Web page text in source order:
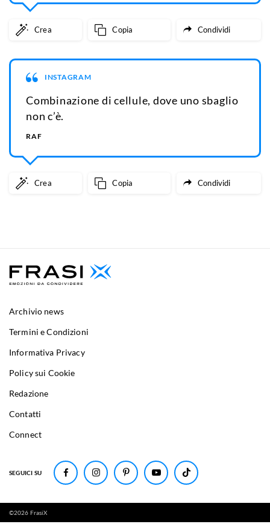
Crea Copia Condividi
INSTAGRAM
Combinazione di cellule, dove uno sbaglio
non c’è.
RAF
Crea Copia Condividi
SEGUICI SU
Archivio news
Termini e Condizioni
Informativa Privacy
Policy sui Cookie
Redazione
Contatti
Connect
©2026 FrasiX